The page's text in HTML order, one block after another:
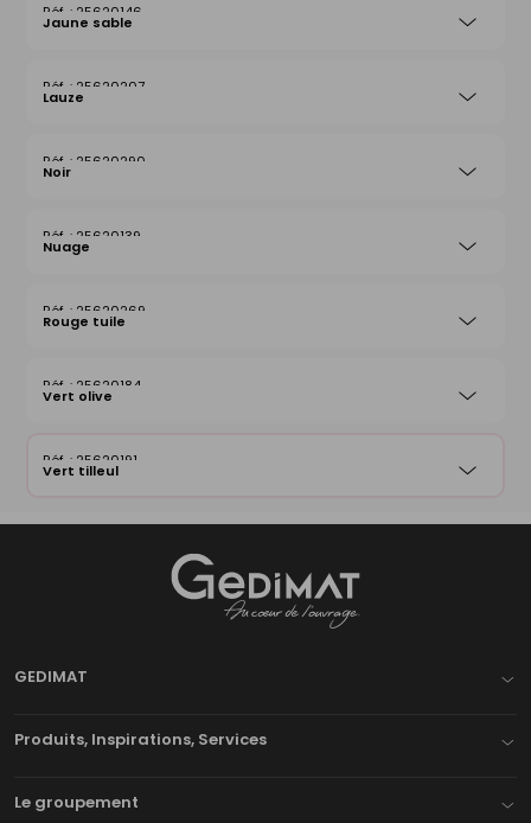
25620146
Jaune sable
25620207
Lauze
25620290
Noir
25620139
Nuage
25620269
Rouge tuile
25620184
Vert olive
25620191
Vert tilleul
GEDIMAT
Produits, Inspirations, Services
Le groupement